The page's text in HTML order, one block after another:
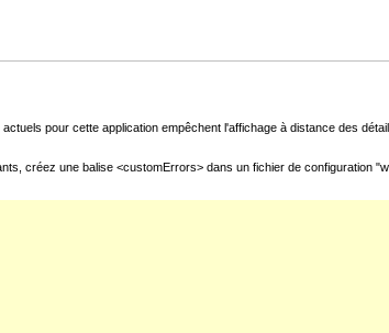
pour cette application empêchent l'affichage à distance des
créez une balise <customErrors> dans un fichier de configuration